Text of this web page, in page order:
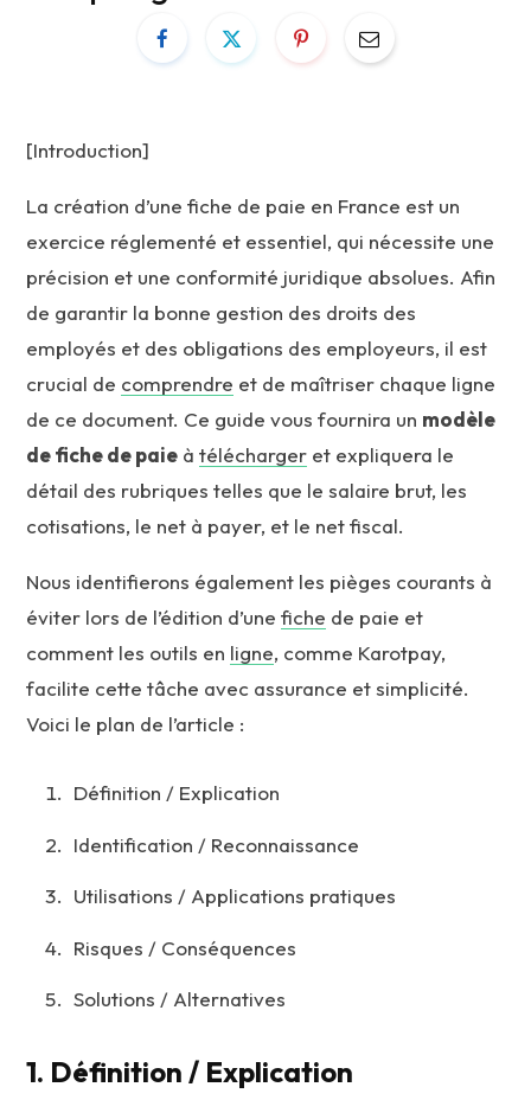
[Introduction]
La création d’une fiche de paie en France est un
exercice réglementé et essentiel, qui nécessite une
précision et une conformité juridique absolues. Afin
de garantir la bonne gestion des droits des
employés et des obligations des employeurs, il est
crucial de comprendre et de maîtriser chaque ligne
de ce document. Ce guide vous fournira un modèle
de fiche de paie à télécharger et expliquera le
détail des rubriques telles que le salaire brut, les
cotisations, le net à payer, et le net fiscal.
Nous identifierons également les pièges courants à
éviter lors de l’édition d’une fiche de paie et
comment les outils en ligne, comme Karotpay,
facilite cette tâche avec assurance et simplicité.
Voici le plan de l’article :
Définition / Explication
Identification / Reconnaissance
Utilisations / Applications pratiques
Risques / Conséquences
Solutions / Alternatives
1. Définition / Explication